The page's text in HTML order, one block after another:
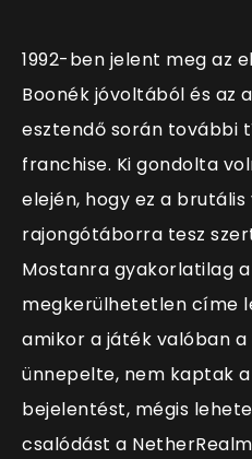
1992-ben jelent meg az
Boonék jóvoltából és az
esztendő során további
franchise. Ki gondolta
elején, hogy ez a
rajongótáborra tesz
Mostanra gyakorlatilag
megkerülhetetlen címe
amikor a játék valóban a
ünnepelte, nem kaptak
bejelentést, mégis
csalódást a